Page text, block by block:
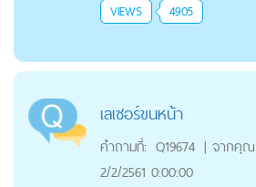
VIEWS 4905
เลเซอร์ขนหน้า
คำถามที่: Q19674 | จากคุณ
2/2/2561 0:00:00